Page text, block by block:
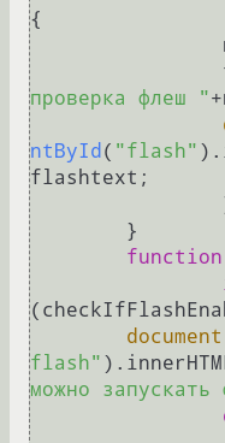
{
проверка флеш "
ntById ( "flash" ).
flashtext;
function
document
flash" ).
можно запускать